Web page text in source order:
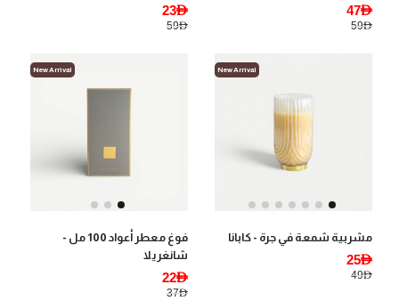
47AED
59AED
23AED
59AED
New Arrival
مشربية شمعة في جرة - كابانا
25AED
49AED
New Arrival
فوغ معطر أعواد 100 مل -
شانغريلا
22AED
37AED